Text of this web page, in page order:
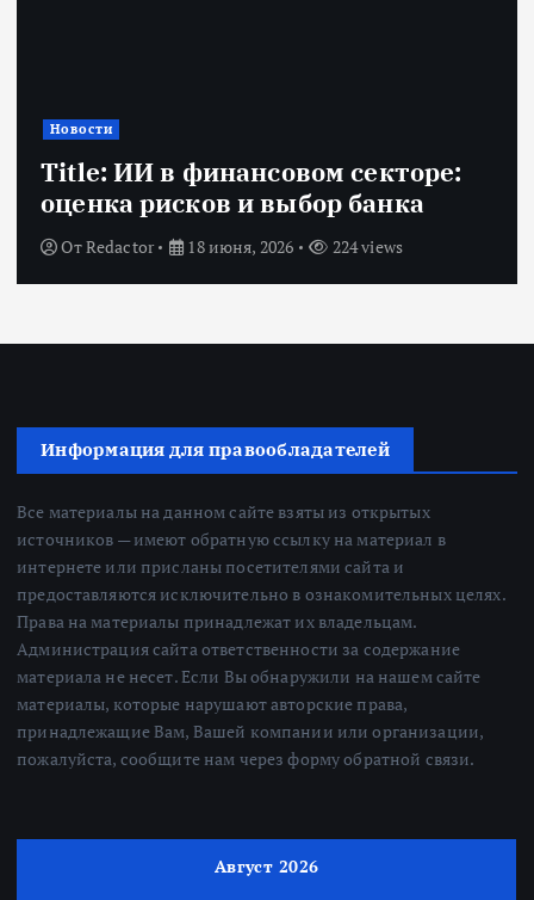
Новости
Title: ИИ в финансовом секторе:
оценка рисков и выбор банка
ОтRedactor 18 июня, 2026 224 views
Информация для правообладателей
Все материалы на данном сайте взяты из открытых
источников — имеют обратную ссылку на материал в
интернете или присланы посетителями сайта и
предоставляются исключительно в ознакомительных целях.
Права на материалы принадлежат их владельцам.
Администрация сайта ответственности за содержание
материала не несет. Если Вы обнаружили на нашем сайте
материалы, которые нарушают авторские права,
принадлежащие Вам, Вашей компании или организации,
пожалуйста, сообщите нам через форму обратной связи.
Август 2026